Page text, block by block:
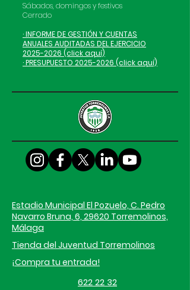
Sábados, domingos y festivos
Cerrado
· INFORME DE GESTIÓN Y CUENTAS
ANUALES AUDITADAS DEL EJERCICIO
2025-2026 (click aquí)
· PRESUPUESTO 2025-2026 (click aquí)
Estadio Municipal El Pozuelo, C. Pedro
Navarro Bruna, 6, 29620 Torremolinos,
Málaga
Tienda del Juventud Torremolinos
¡Compra tu entrada!
622 22 32